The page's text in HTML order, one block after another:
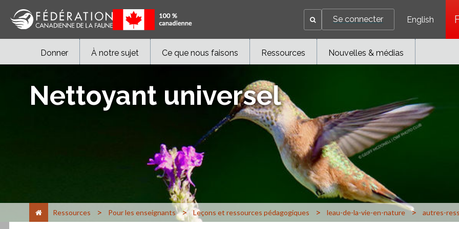
Se connecter English
Donner À notre sujet Ce que nous faisons Ressources Nouvelles & médias
Nettoyant universel
Ressources > Pour les enseignants > Leçons et ressources pédagogiques > leau-de-la-vie-en-nature > autres-